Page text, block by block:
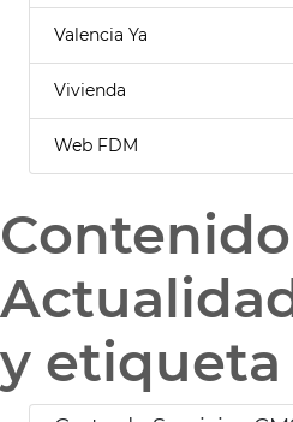
Valencia Ya
Vivienda
Web FDM
y etiqueta